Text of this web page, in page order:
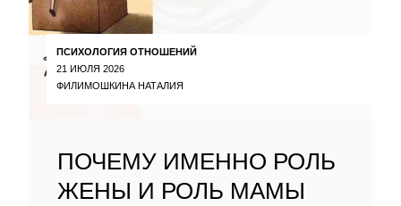
ПСИХОЛОГИЯ ОТНОШЕНИЙ
21 ИЮЛЯ 2026
ФИЛИМОШКИНА НАТАЛИЯ
ПОЧЕМУ ИМЕННО РОЛЬ
ЖЕНЫ И РОЛЬ МАМЫ